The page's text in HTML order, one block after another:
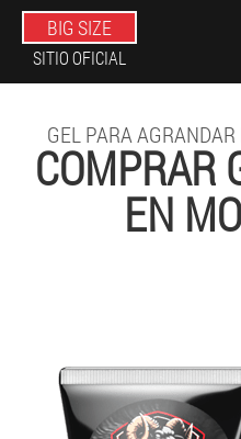
BIG SIZE
SITIO OFICIAL
GEL PARA
COMPRAR
EN